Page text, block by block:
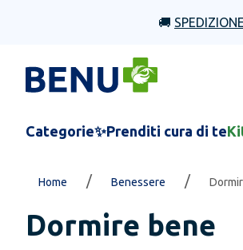
🚚
Categorie✨Prenditi cura di te
Home / Benessere /
Dormire bene